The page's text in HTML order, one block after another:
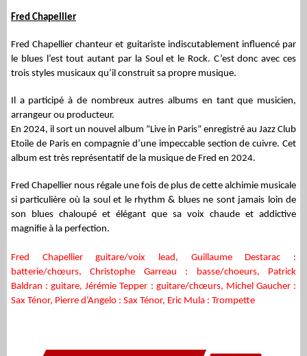
Fred Chapellier
Fred Chapellier chanteur et guitariste indiscutablement influencé par
le blues l’est tout autant par la Soul et le Rock. C’est donc avec ces
trois styles musicaux qu’il construit sa propre musique.
Il a participé à de nombreux autres albums en tant que musicien,
arrangeur ou producteur.
En 2024, il sort un nouvel album “Live in Paris” enregistré au Jazz Club
Etoile de Paris en compagnie d’une impeccable section de cuivre. Cet
album est très représentatif de la musique de Fred en 2024.
Fred Chapellier nous régale une fois de plus de cette alchimie musicale
si particulière où la soul et le rhythm & blues ne sont jamais loin de
son blues chaloupé et élégant que sa voix chaude et addictive
magnifie à la perfection.
Fred Chapellier guitare/voix lead, Guillaume Destarac :
batterie/chœurs, Christophe Garreau : basse/choeurs, Patrick
Baldran : guitare, Jérémie Tepper : guitare/chœurs, Michel Gaucher :
Sax Ténor, Pierre d’Angelo : Sax Ténor, Eric Mula : Trompette